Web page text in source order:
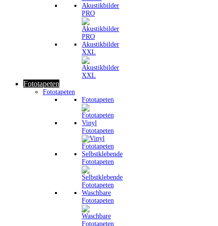
Akustikbilder
PRO
Akustikbilder
XXL
Fototapeten
Fototapeten
Fototapeten
Vinyl
Fototapeten
Selbstklebende
Fototapeten
Waschbare
Fototapeten